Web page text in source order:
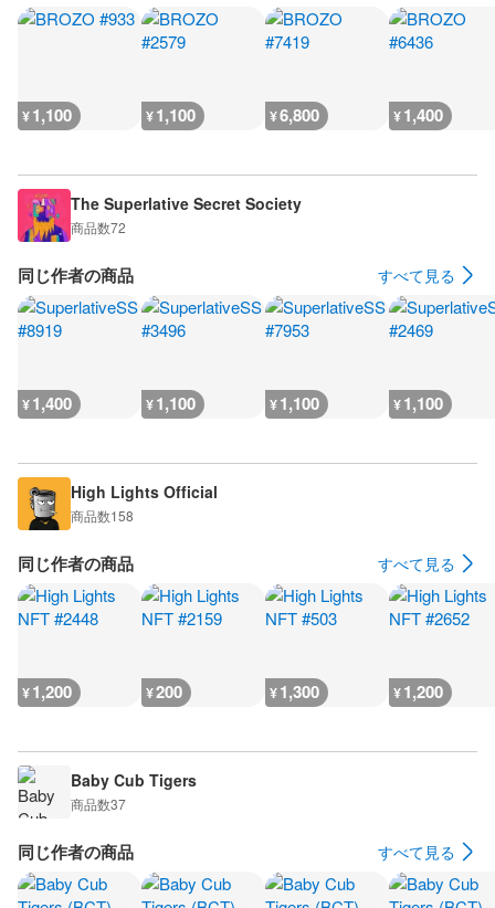
¥1,100 ¥1,100 ¥6,800 ¥1,400
The Superlative Secret Society
商品数72
同じ作者の商品 すべて見る
¥1,400 ¥1,100 ¥1,100 ¥1,100
High Lights Official
商品数158
同じ作者の商品 すべて見る
¥1,200 ¥200 ¥1,300 ¥1,200
Baby Cub Tigers
商品数37
同じ作者の商品 すべて見る